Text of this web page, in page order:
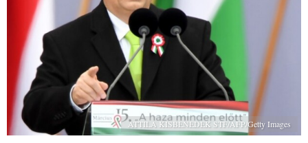
ATTILA KISBENEDEK STF/AFP/Getty Images